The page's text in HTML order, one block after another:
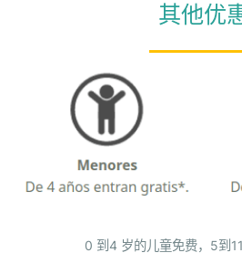
其他优
0 到4 岁的儿童免费，5到